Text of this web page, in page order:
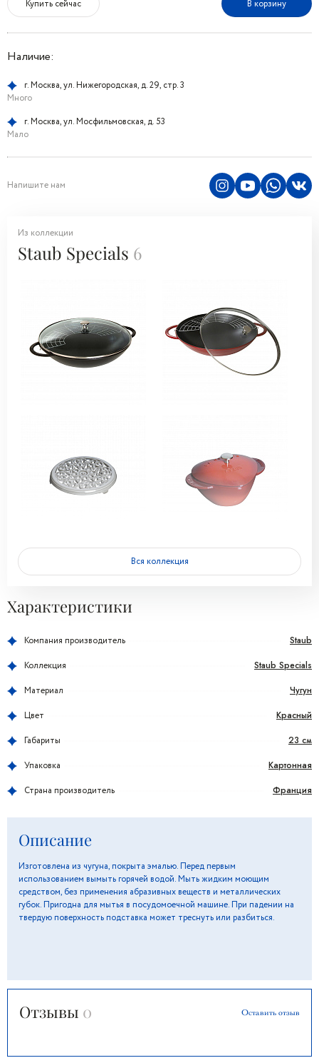
Купить сейчас В корзину
Наличие:
г. Москва, ул. Нижегородская, д. 29, стр. 3
Много
г. Москва, ул. Мосфильмовская, д. 53
Мало
Напишите нам
Из коллекции
Staub Specials 6
Вся коллекция
Характеристики
Компания производитель Staub
Коллекция Staub Specials
Материал Чугун
Цвет Красный
Габариты 23 см
Упаковка Картонная
Страна производитель Франция
Описание
Изготовлена из чугуна, покрыта эмалью. Перед первым
использованием вымыть горячей водой. Мыть жидким моющим
средством, без применения абразивных веществ и металлических
губок. Пригодна для мытья в посудомоечной машине. При падении на
твердую поверхность подставка может треснуть или разбиться.
Отзывы 0 Оставить отзыв